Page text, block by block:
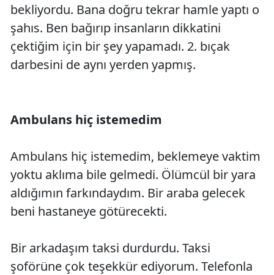
bekliyordu. Bana doğru tekrar hamle yaptı o
şahıs. Ben bağırıp insanların dikkatini
çektiğim için bir şey yapamadı. 2. bıçak
darbesini de aynı yerden yapmış.
Ambulans hiç istemedim
Ambulans hiç istemedim, beklemeye vaktim
yoktu aklıma bile gelmedi. Ölümcül bir yara
aldığımın farkındaydım. Bir araba gelecek
beni hastaneye götürecekti.
Bir arkadaşım taksi durdurdu. Taksi
şoförüne çok teşekkür ediyorum. Telefonla